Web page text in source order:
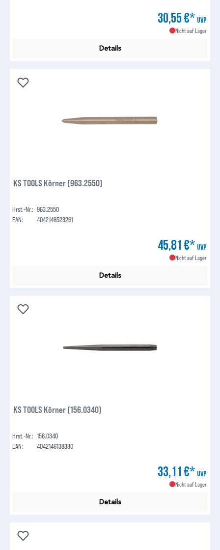
30,55 €* UVP
Nicht auf Lager
Details
KS TOOLS Körner (963.2550)
Hrst.-Nr.: 963.2550
EAN:
4042146523261
45,81 €* UVP
Nicht auf Lager
Details
KS TOOLS Körner (156.0340)
Hrst.-Nr.: 156.0340
EAN:
4042146138380
33,11 €* UVP
Nicht auf Lager
Details